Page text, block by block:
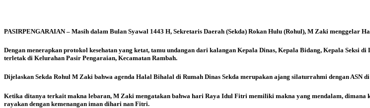
PASIRPENGARAIAN– Masih dalam Bulan Syawal 1443 H, Sekretaris Daerah (Sekda) Rokan Hulu (Rohul), M Zaki menggelar
Dengan menerapkan protokol kesehatan yang ketat, tamu undangan dari kalangan Kepala Dinas, Kepala Bidang, Kepala Seksi
terletak di Kelurahan Pasir Pengaraian, Kecamatan Rambah.
Dijelaskan Sekda Rohul M Zaki bahwa agenda Halal Bihalal di Rumah Dinas Sekda merupakan ajang silaturrahmi dengan ASN
Ketika ditanya terkait makna lebaran, M Zaki mengatakan bahwa hari Raya Idul Fitri memiliki makna yang mendalam, dimana
rayakan dengan kemenangan iman dihari nan Fitri.